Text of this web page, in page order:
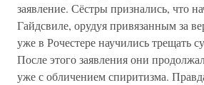
заявление. Сёстры признались, что
Гайдсвиле, орудуя привязанным за
уже в Рочестере научились трещать
После этого заявления они
уже с обличением спиритизма.